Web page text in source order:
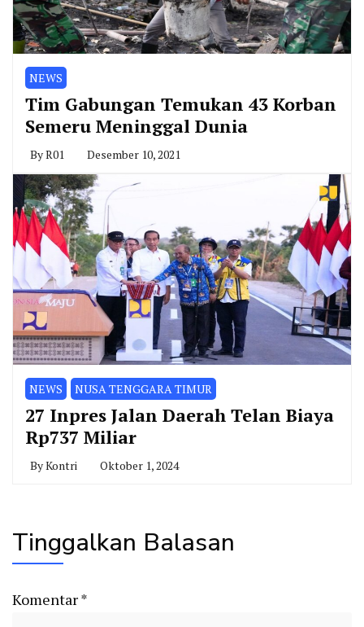
NEWS
Tim Gabungan Temukan 43 Korban
Semeru Meninggal Dunia
ByR01 Desember 10, 2021
NEWS NUSA TENGGARA TIMUR
27 Inpres Jalan Daerah Telan Biaya
Rp737 Miliar
ByKontri Oktober 1, 2024
Tinggalkan Balasan
Komentar*